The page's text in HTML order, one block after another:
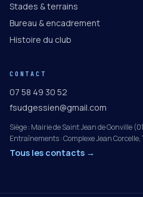
Stades & terrains
Bureau & encadrement
Histoire du club
CONTACT
07 58 49 30 52
fsudgessien@gmail.com
Siège : Mairie de Saint Jean de Gonville
Entraînements : Complexe Jean Corcelle,
Tous les contacts →